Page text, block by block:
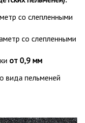
со слепленными
со слепленными
от 0,9 мм
вида пельменей